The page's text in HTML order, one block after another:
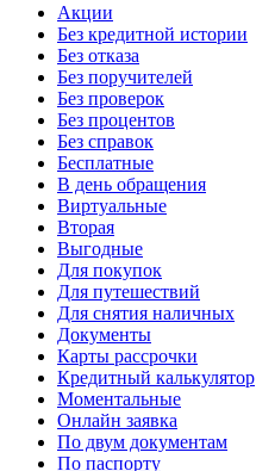
Акции
Без кредитной истории
Без отказа
Без поручителей
Без проверок
Без процентов
Без справок
Бесплатные
В день обращения
Виртуальные
Вторая
Выгодные
Для покупок
Для путешествий
Для снятия наличных
Документы
Карты рассрочки
Кредитный калькулятор
Моментальные
Онлайн заявка
По двум документам
По паспорту